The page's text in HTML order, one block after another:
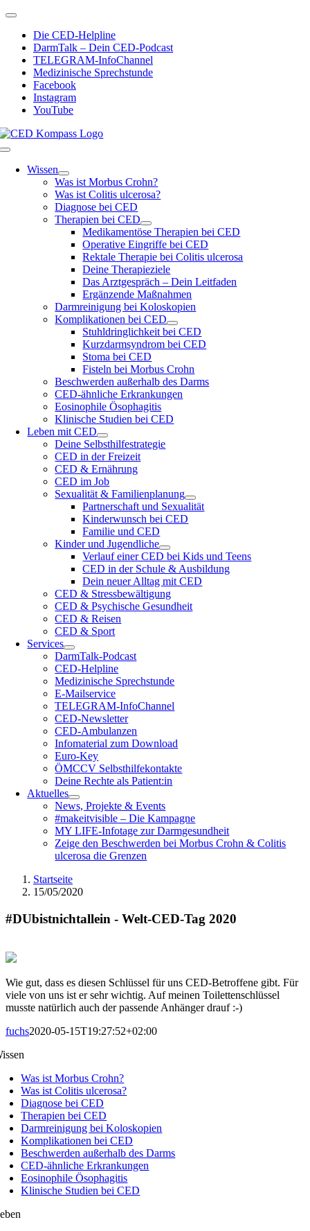
Zum
springen
Toggle
NavigationDie CED-Helpline
DarmTalk – Dein CED-Podcast
TELEGRAM-InfoChannel
Medizinische Sprechstunde
Facebook
Instagram
YouTube
Toggle
NavigationWissen
Was ist Morbus Crohn?
Was ist Colitis ulcerosa?
Diagnose bei CED
Therapien bei CED
Medikamentöse Therapien bei CED
Operative Eingriffe bei CED
Rektale Therapie bei Colitis ulcerosa
Deine Therapieziele
Das Arztgespräch – Dein Leitfaden
Ergänzende Maßnahmen
Darmreinigung bei Koloskopien
Komplikationen bei CED
Stuhldringlichkeit bei CED
Kurzdarmsyndrom bei CED
Stoma bei CED
Fisteln bei Morbus Crohn
Beschwerden außerhalb des Darms
CED-ähnliche Erkrankungen
Eosinophile Ösophagitis
Klinische Studien bei CED
Leben mit CED
Deine Selbsthilfestrategie
CED in der Freizeit
CED & Ernährung
CED im Job
Sexualität & Familienplanung
Partnerschaft und Sexualität
Kinderwunsch bei CED
Familie und CED
Kinder und Jugendliche
Verlauf einer CED bei Kids und Teens
CED in der Schule & Ausbildung
Dein neuer Alltag mit CED
CED & Stressbewältigung
CED & Psychische Gesundheit
CED & Reisen
CED & Sport
Services
DarmTalk-Podcast
CED-Helpline
Medizinische Sprechstunde
E-Mailservice
TELEGRAM-InfoChannel
CED-Newsletter
CED-Ambulanzen
Infomaterial zum Download
Euro-Key
ÖMCCV Selbsthilfekontakte
Deine Rechte als Patient:in
Aktuelles
News, Projekte & Events
#makeitvisible – Die Kampagne
MY LIFE-Infotage zur Darmgesundheit
Zeige den Beschwerden bei Morbus Crohn & Colitis
ulcerosa die Grenzen
Startseite
15/05/2020
#DUbistnichtallein - Welt-CED-Tag 2020
Wie gut, dass es diesen Schlüssel für uns CED-Betroffene gibt. Für
viele von uns ist er sehr wichtig. Auf meinen Toilettenschlüssel
musste natürlich auch der passende Anhänger drauf :-)
fuchs2020-05-15T19:27:52+02:00
Was ist Morbus Crohn?
Was ist Colitis ulcerosa?
Diagnose bei CED
Therapien bei CED
Darmreinigung bei Koloskopien
Komplikationen bei CED
Beschwerden außerhalb des Darms
CED-ähnliche Erkrankungen
Eosinophile Ösophagitis
Klinische Studien bei CED